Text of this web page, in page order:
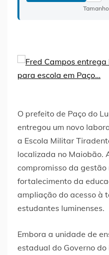
O prefeito de Paço do
entregou um novo
a Escola Militar
localizada no Maiobão.
compromisso da gestão
fortalecimento da
ampliação do acesso à
estudantes luminenses.
Embora a unidade de
estadual do Governo